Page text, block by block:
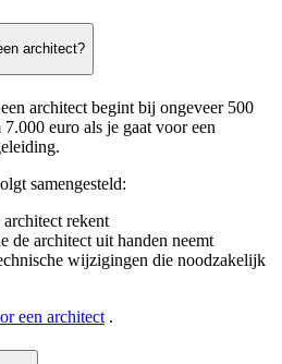
architect?
architect begint bij ongeveer 500
euro als je gaat voor een
samengesteld:
rekent
de architect uit handen neemt
wijzigingen die noodzakelijk
een architect .